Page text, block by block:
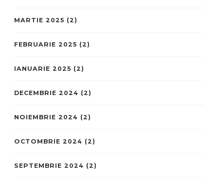
MARTIE 2025 (2)
FEBRUARIE 2025 (2)
IANUARIE 2025 (2)
DECEMBRIE 2024 (2)
NOIEMBRIE 2024 (2)
OCTOMBRIE 2024 (2)
SEPTEMBRIE 2024 (2)